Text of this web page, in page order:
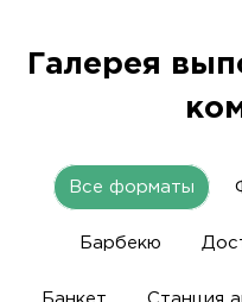
Галерея
Все форматы
Барбекю